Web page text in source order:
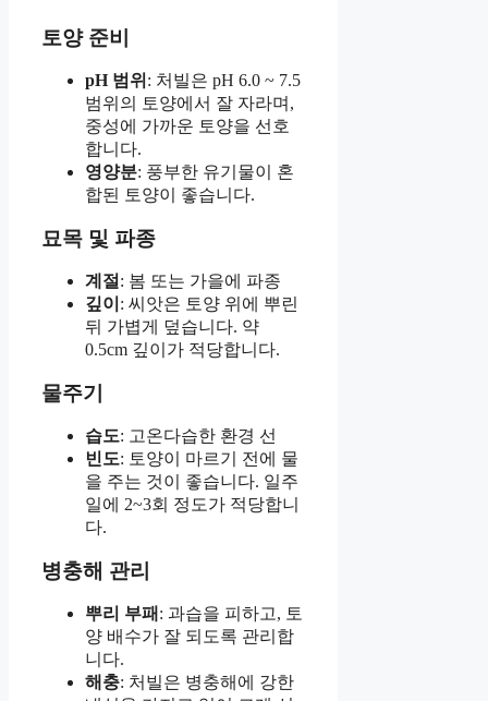
토양 준비
pH 범위 : 처빌은 pH 6.0 ~ 7.5
범위의 토양에서 잘 자라며,
중성에 가까운 토양을 선호
합니다.
영양분: 풍부한 유기물이 혼
합된 토양이 좋습니다.
묘목 및 파종
계절 : 봄 또는 가을에 파종
깊이 : 씨앗은 토양 위에 뿌린
뒤 가볍게 덮습니다. 약
0.5cm 깊이가 적당합니다.
물주기
습도: 고온다습한 환경 선
빈도: 토양이 마르기 전에 물
을 주는 것이 좋습니다. 일주
일에 2~3회 정도가 적당합니
다.
병충해 관리
뿌리 부패 : 과습을 피하고, 토
양 배수가 잘 되도록 관리합
니다.
해충: 처빌은 병충해에 강한